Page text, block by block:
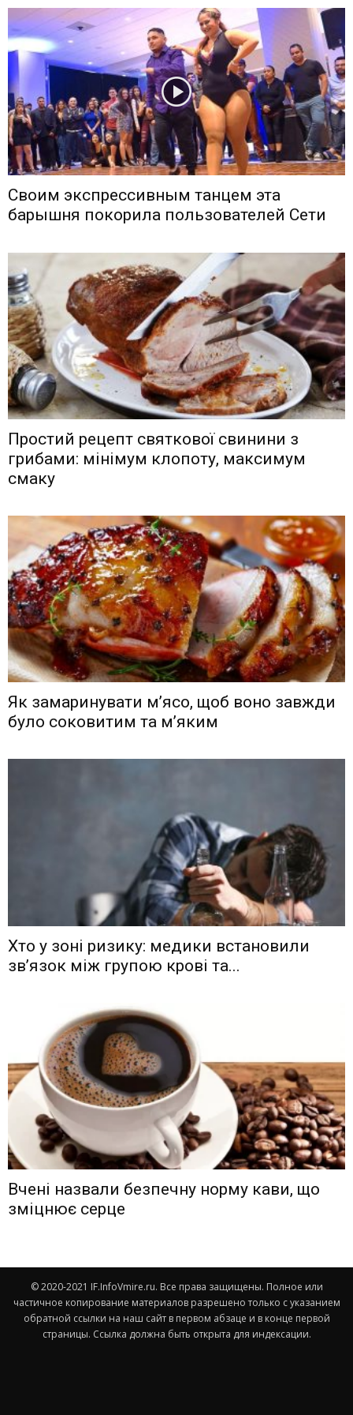
Своим экспрессивным танцем эта
барышня покорила пользователей Сети
Простий рецепт святкової свинини з
грибами: мінімум клопоту, максимум
смаку
Як замаринувати м’ясо, щоб воно завжди
було соковитим та м’яким
Хто у зоні ризику: медики встановили
зв’язок між групою крові та...
Вчені назвали безпечну норму кави, що
зміцнює серце
© 2020-2021 IF.InfoVmire.ru. Все права защищены. Полное или
частичное копирование материалов разрешено только с указанием
обратной ссылки на наш сайт в первом абзаце и в конце первой
страницы. Ссылка должна быть открыта для индексации.